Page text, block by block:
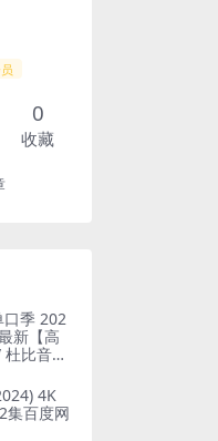
0
收藏
口季 202
新【高
比音】
峥
4K
集百度网